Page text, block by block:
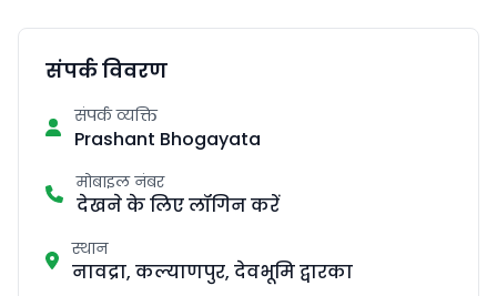
संपर्क विवरण
संपर्क व्यक्ति
Prashant Bhogayata
मोबाइल नंबर
देखने के लिए लॉगिन करें
स्थान
नावद्रा, कल्याणपुर, देवभूमि द्वारका